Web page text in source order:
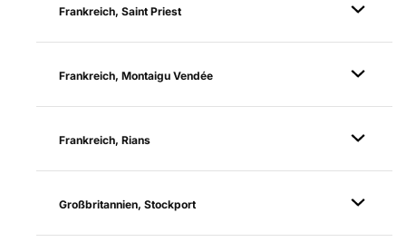
Frankreich, Saint Priest
Frankreich, Montaigu Vendée
Frankreich, Rians
Großbritannien, Stockport